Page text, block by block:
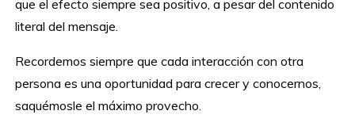
que el efecto siempre sea positivo, a pesar del contenido
literal del mensaje.
Recordemos siempre que cada interacción con otra
persona es una oportunidad para crecer y conocernos,
saquémosle el máximo provecho.